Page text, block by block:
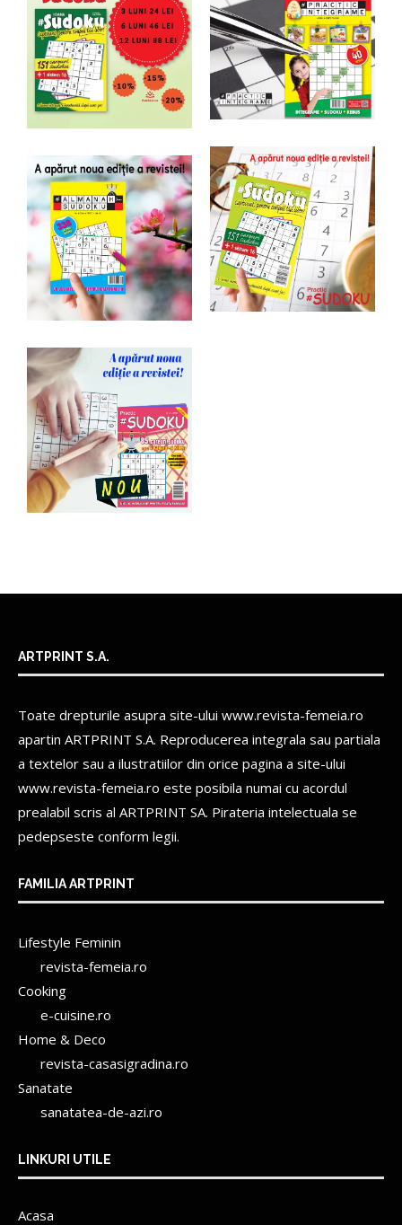
ARTPRINT S.A.
Toate drepturile asupra site-ului www.revista-femeia.ro
apartin ARTPRINT S.A. Reproducerea integrala sau partiala
a textelor sau a ilustratiilor din orice pagina a site-ului
www.revista-femeia.ro este posibila numai cu acordul
prealabil scris al ARTPRINT SA. Pirateria intelectuala se
pedepseste conform legii.
FAMILIA ARTPRINT
Lifestyle Feminin
revista-femeia.ro
Cooking
e-cuisine.ro
Home & Deco
revista-casasigradina.ro
Sanatate
sanatatea-de-azi.ro
LINKURI UTILE
Acasa